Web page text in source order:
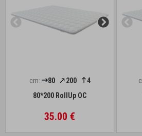
cm: 80 200
4
80*200 RollUp OC
35.00 €